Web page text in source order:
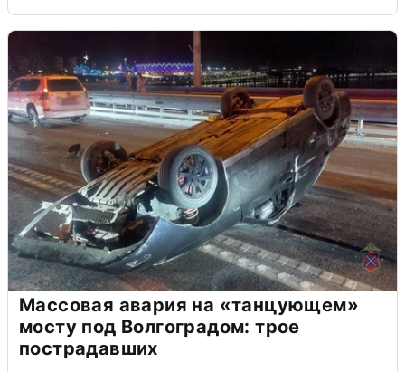
Массовая авария на «танцующем»
мосту под Волгоградом: трое
пострадавших